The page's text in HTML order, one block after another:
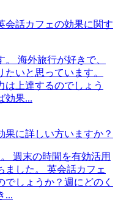
会話カフェの効果に関す
海外旅行が好きで、
いと思っています。
は上達するのでしょう
効果...
に詳しい方いますか？
週末の時間を有効活用
ました。 英会話カフェ
しょうか？週にどのく
...